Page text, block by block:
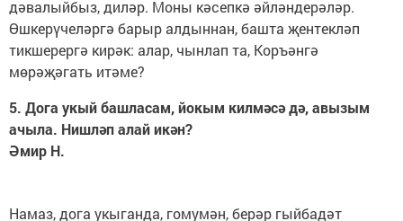
дәвалыйбыз, диләр. Моны кәсепкә әйләндерәләр.
Өшкерүчеләргә барыр алдыннан, башта җентекләп
тикшерергә кирәк: алар, чынлап та, Коръәнгә
мөрәҗәгать итәме?
5. Дога укый башласам, йокым килмәсә дә, авызым
ачыла. Нишләп алай икән?
Әмир Н.
Намаз, дога укыганда, гомумән, берәр гыйбадәт